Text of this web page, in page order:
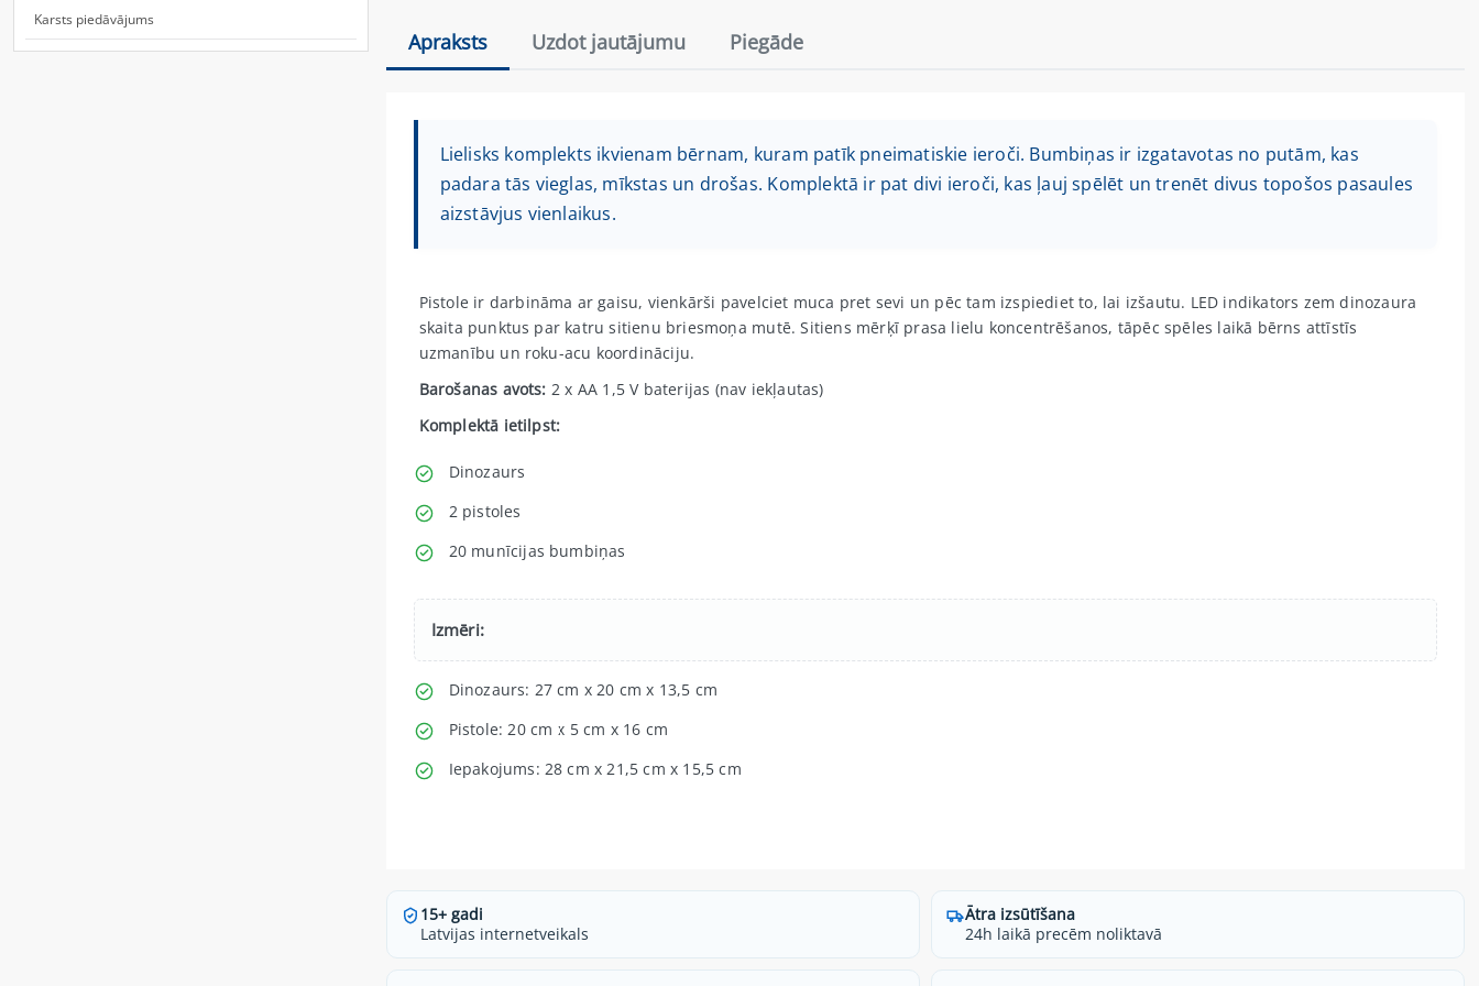
Karsts piedāvājums
Apraksts Uzdot jautājumu Piegāde
Lielisks komplekts ikvienam bērnam, kuram patīk pneimatiskie ieroči. Bumbiņas ir izgatavotas no putām, kas
padara tās vieglas, mīkstas un drošas. Komplektā ir pat divi ieroči, kas ļauj spēlēt un trenēt divus topošos pasaules
aizstāvjus vienlaikus.
Pistole ir darbināma ar gaisu, vienkārši pavelciet muca pret sevi un pēc tam izspiediet to, lai izšautu. LED indikators zem dinozaura
skaita punktus par katru sitienu briesmoņa mutē. Sitiens mērķī prasa lielu koncentrēšanos, tāpēc spēles laikā bērns attīstīs
uzmanību un roku-acu koordināciju.
Barošanas avots: 2 x AA 1,5 V baterijas (nav iekļautas)
Komplektā ietilpst:
Dinozaurs
2 pistoles
20 munīcijas bumbiņas
Izmēri:
Dinozaurs: 27 cm x 20 cm x 13,5 cm
Pistole: 20 cm x 5 cm x 16 cm
Iepakojums: 28 cm x 21,5 cm x 15,5 cm
15+ gadi
Latvijas internetveikals
Ātra izsūtīšana
24h laikā precēm noliktavā